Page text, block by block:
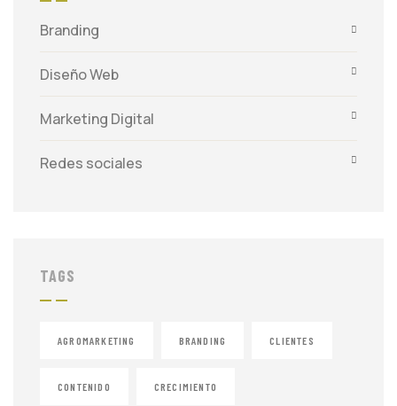
Branding
Diseño Web
Marketing Digital
Redes sociales
TAGS
AGROMARKETING BRANDING CLIENTES
CONTENIDO CRECIMIENTO